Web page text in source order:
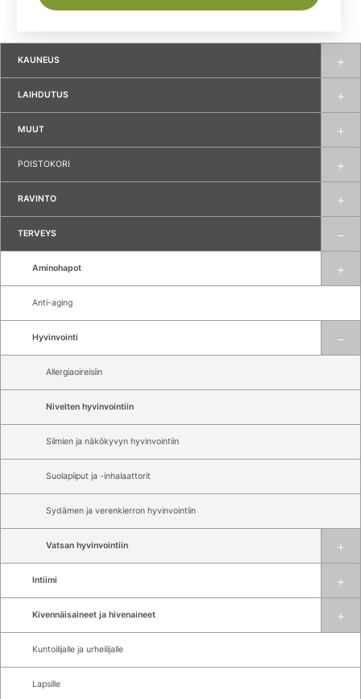
KAUNEUS
LAIHDUTUS
MUUT
POISTOKORI
RAVINTO
TERVEYS
Aminohapot
Anti-aging
Hyvinvointi
Allergiaoireisiin
Nivelten hyvinvointiin
Silmien ja näkökyvyn hyvinvointiin
Suolapiiput ja -inhalaattorit
Sydämen ja verenkierron hyvinvointiin
Vatsan hyvinvointiin
Intiimi
Kivennäisaineet ja hivenaineet
Kuntoilijalle ja urheilijalle
Lapsille